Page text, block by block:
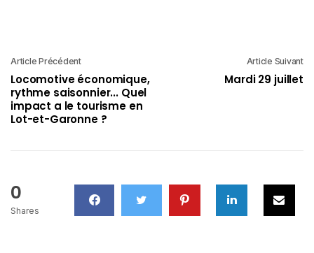
Article Précédent
Locomotive économique,
rythme saisonnier... Quel
impact a le tourisme en
Lot-et-Garonne ?
Article Suivant
Mardi 29 juillet
0
Shares